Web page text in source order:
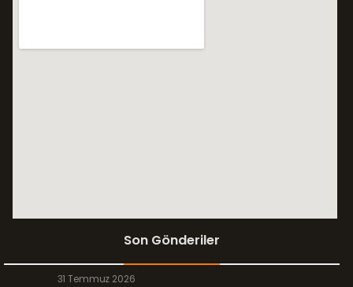
Son Gönderiler
31 Temmuz 2026